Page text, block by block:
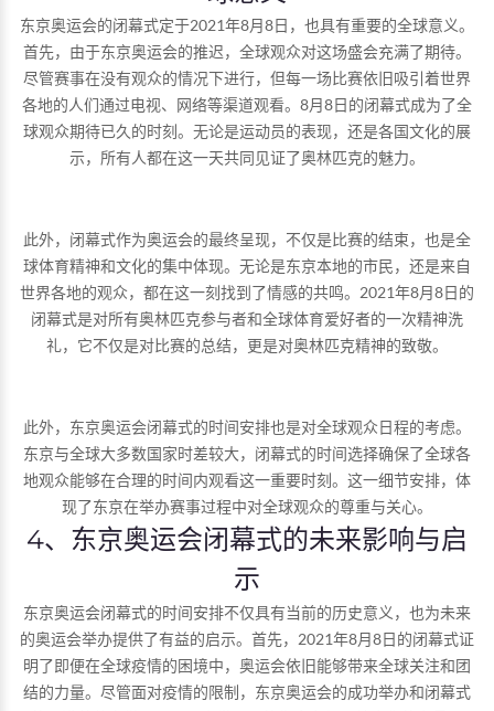
东京奥运会的闭幕式定于2021年8月8日，也具有重要的全球意义。
首先，由于东京奥运会的推迟，全球观众对这场盛会充满了期待。
尽管赛事在没有观众的情况下进行，但每一场比赛依旧吸引着世界
各地的人们通过电视、网络等渠道观看。8月8日的闭幕式成为了全
球观众期待已久的时刻。无论是运动员的表现，还是各国文化的展
示，所有人都在这一天共同见证了奥林匹克的魅力。
此外，闭幕式作为奥运会的最终呈现，不仅是比赛的结束，也是全
球体育精神和文化的集中体现。无论是东京本地的市民，还是来自
世界各地的观众，都在这一刻找到了情感的共鸣。2021年8月8日的
闭幕式是对所有奥林匹克参与者和全球体育爱好者的一次精神洗
礼，它不仅是对比赛的总结，更是对奥林匹克精神的致敬。
此外，东京奥运会闭幕式的时间安排也是对全球观众日程的考虑。
东京与全球大多数国家时差较大，闭幕式的时间选择确保了全球各
地观众能够在合理的时间内观看这一重要时刻。这一细节安排，体
现了东京在举办赛事过程中对全球观众的尊重与关心。
4、东京奥运会闭幕式的未来影响与启
示
东京奥运会闭幕式的时间安排不仅具有当前的历史意义，也为未来
的奥运会举办提供了有益的启示。首先，2021年8月8日的闭幕式证
明了即便在全球疫情的困境中，奥运会依旧能够带来全球关注和团
结的力量。尽管面对疫情的限制，东京奥运会的成功举办和闭幕式